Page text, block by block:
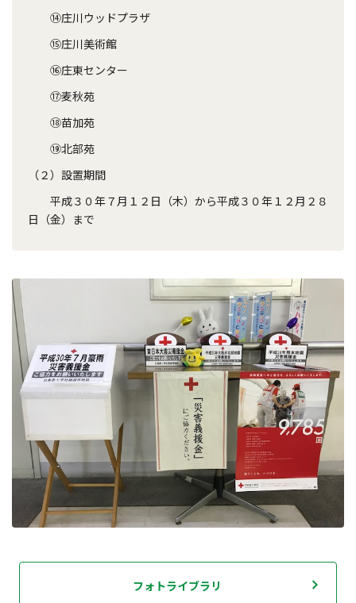
⑭庄川ウッドプラザ
⑮庄川美術館
⑯庄東センター
⑰麦秋苑
⑱苗加苑
⑲北部苑
（２）設置期間
平成３０年７月１２日（木）から平成３０年１２月２８
日（金）まで
フォトライブラリ